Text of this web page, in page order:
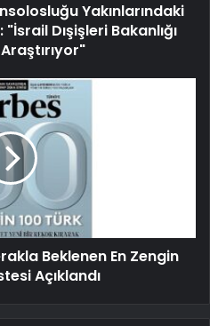
Yakınlarındaki
"İsrail Dışişleri Bakanlığı
Beklenen En Zengin
Açıklandı